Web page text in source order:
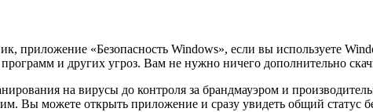
приложение «Безопасность Windows», если вы используете
и других угроз. Вам не нужно ничего дополнительно
на вирусы до контроля за брандмауэром и
Вы можете открыть приложение и сразу увидеть общий статус